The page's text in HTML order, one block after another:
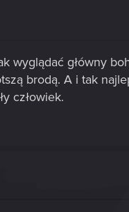
wyglądać główny
brodą. A i tak
człowiek.